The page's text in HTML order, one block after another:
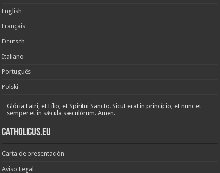
English
Français
Deutsch
Italiano
Português
Polski
Glória Patri, et Fílio, et Spirítui Sancto. Sicut erat in princípio, et nunc et
semper et in sǽcula sæculórum. Amen.
Catholicus.eu
Carta de presentación
Aviso Legal